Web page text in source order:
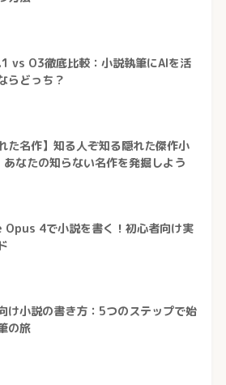
vs O3徹底比較：小説執筆にAIを活
らどっち？
た名作】知る人ぞ知る隠れた傑作小
あなたの知らない名作を発掘しよう
Opus 4で小説を書く！初心者向け実
け小説の書き方：5つのステップで始
の旅